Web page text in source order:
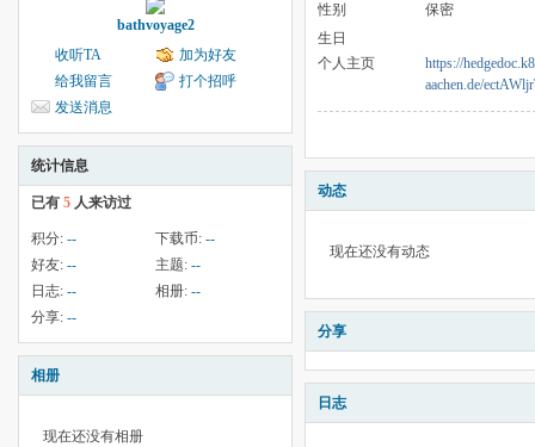
bathvoyage2
收听TA
加为好友
给我留言
打个招呼
发送消息
统计信息
已有 5 人来访过
积分: -- 下载币: --
好友: -- 主题: --
日志: -- 相册: --
分享: --
相册
现在还没有相册
性别
保密
生日
个人主页
https://
aachen.de/
动态
现在还没有动态
分享
日志